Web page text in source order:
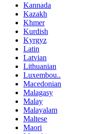
Kannada
Kazakh
Khmer
Kurdish
Kyrgyz
Latin
Latvian
Lithuanian
Luxembou..
Macedonian
Malagasy
Malay
Malayalam
Maltese
Maori